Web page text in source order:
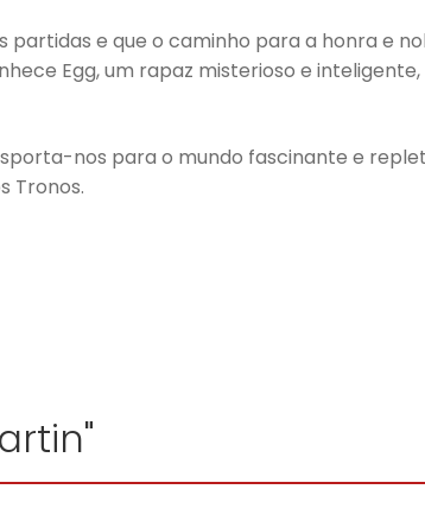
e que o caminho para a honra e
Egg, um rapaz misterioso e
nos para o mundo fascinante e
Tronos.